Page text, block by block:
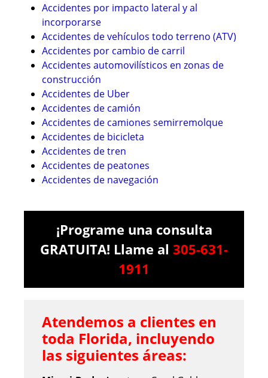
Accidentes por impacto lateral y al
incorporarse
Accidentes de vehículos todo terreno (ATV)
Accidentes por cambio de carril
Accidentes automovilísticos en zonas de
construcción
Accidentes de Uber
Accidentes de camión
Accidentes de camiones semirremolque
Accidentes de bicicleta
Accidentes de tren
Accidentes de peatones
Accidentes de navegación
¡Programe una consulta
GRATUITA! Llame al 305-631-
1911
Atendemos a clientes en
toda Florida, incluyendo
las siguientes áreas: